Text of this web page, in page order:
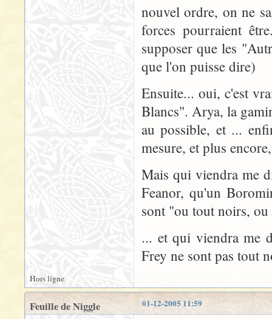
nouvel ordre, on ne
forces pourraient
supposer que les
que l'on puisse dire)
Ensuite... oui, c'est
Blancs". Arya, la
au possible, et ...
mesure, et plus
Mais qui viendra me
Feanor, qu'un
sont "ou tout noirs,
... et qui viendra me
Frey ne sont pas tout
Hors ligne
01-12-2005 11:59
Feuille de Niggle